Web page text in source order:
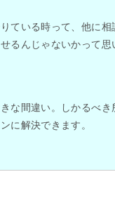
ている時って、他に相
るんじゃないかって思
な間違い。しかるべき
に解決できます。